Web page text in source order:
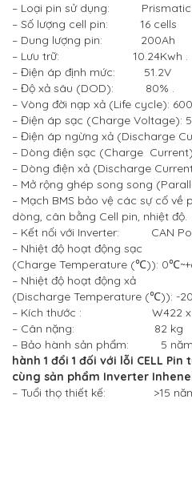
– Loại pin sử dụng: Prismatic
– Số lượng cell pin: 16 cells
– Dung lượng pin: 200Ah
– Lưu trữ: 10.24Kwh .
– Điện áp định mức: 51.2V
– Độ xả sâu (DOD): 80% .
– Vòng đời nạp xả (Life cycle):
– Điện áp sạc (Charge Voltage):
– Điện áp ngừng xả (Discharge
– Dòng điện sạc (Charge
– Dòng điện xả (Discharge
– Mở rộng ghép song song
– Mạch BMS bảo vệ các sự cố
dòng, cân bằng Cell pin, nhiệt độ.
– Kết nối với Inverter: CAN
– Nhiệt độ hoạt động sạc
(Charge Temperature (℃)):
– Nhiệt độ hoạt động xả
(Discharge Temperature (℃)): -
– Kích thước : W422 x
– Cân nặng: 82 kg
– Bảo hành sản phẩm: 5
hành 1 đổi 1 đối với lỗi CELL
cùng sản phẩm Inverter
– Tuổi thọ thiết kế: >15 năm